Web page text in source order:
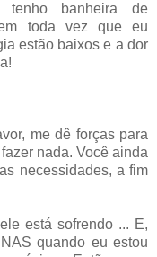
banheira de
toda vez que eu
estão baixos e a dor
me dê forças para
nada. Você ainda
necessidades, a fim
está sofrendo ... E,
quando eu estou